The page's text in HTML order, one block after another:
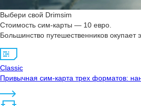
Выбери свой Drimsim
Стоимость сим-карты — 10 евро.
Большинство путешественников окупает
Classic
Привычная сим-карта трех форматов: